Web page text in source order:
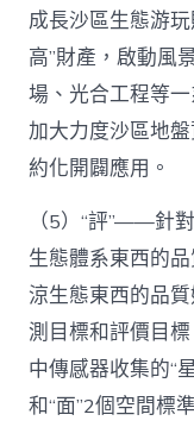
成長沙區生態游
高”財產，啟動風
場、光合工程等一
加大力度沙區地
約化開闢應用。
（5）“評”——針
生態體系東西的
涼生態東西的品
測目標和評價目
中傳感器收集的“
和“面”2個空間標